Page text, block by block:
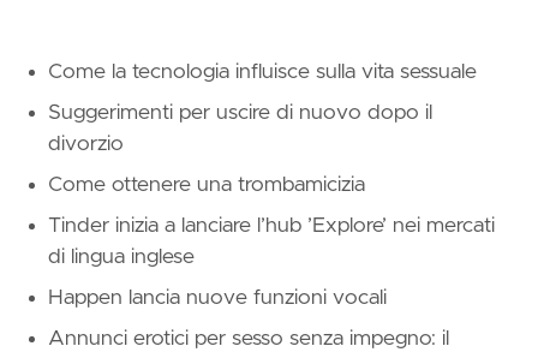
Come la tecnologia influisce sulla vita sessuale
Suggerimenti per uscire di nuovo dopo il
divorzio
Come ottenere una trombamicizia
Tinder inizia a lanciare l’hub ’Explore’ nei mercati
di lingua inglese
Happen lancia nuove funzioni vocali
Annunci erotici per sesso senza impegno: il